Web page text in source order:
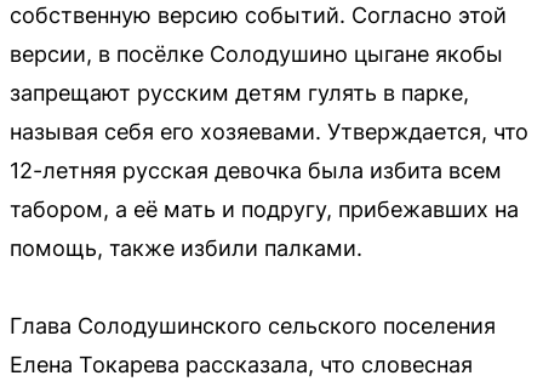
собственную версию событий. Согласно этой
версии, в посёлке Солодушино цыгане якобы
запрещают русским детям гулять в парке,
называя себя его хозяевами. Утверждается, что
12-летняя русская девочка была избита всем
табором, а её мать и подругу, прибежавших на
помощь, также избили палками.
Глава Солодушинского сельского поселения
Елена Токарева рассказала, что словесная